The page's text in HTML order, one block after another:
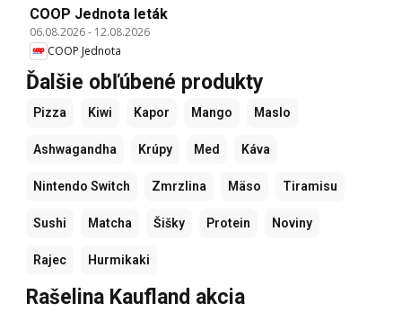
COOP Jednota leták
06.08.2026- 12.08.2026
COOP Jednota
Ďalšie obľúbené produkty
Pizza Kiwi Kapor Mango Maslo
Ashwagandha Krúpy Med Káva
Nintendo Switch Zmrzlina Mäso Tiramisu
Sushi Matcha Šišky Protein Noviny
Rajec Hurmikaki
Rašelina Kaufland akcia